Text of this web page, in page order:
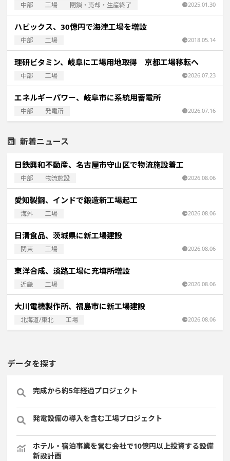
中部 工場 閉鎖・売却・生産終了 2025.01.30
ハビックス、30億円で海津工場を増設
中部 工場 2018.05.14
理研ビタミン、岐阜に工場用地取得 京都工場移転へ
中部 工場 2026.07.23
エネルギーパワー、岐阜市に系統用蓄電所
中部 発電所 2026.07.16
新着ニュース
日鉄興和不動産、名古屋市守山区で物流施設着工
中部 物流施設 2026.08.06
愛知製鋼、インドで鍛造新工場起工
海外 工場 2026.08.06
日清食品、茨城県に新工場建設
関東 工場 2026.08.06
東洋合成、淡路工場に充填所増設
近畿 工場 2026.08.06
大川電機製作所、福島市に新工場建設
北海道/東北 工場 2026.08.06
データを探す
完成から約5年経過プロジェクト
発電設備の導入を含む工場プロジェクト
ホテル・宿泊事業を営む会社で10億円以上投資する設備
新設計画